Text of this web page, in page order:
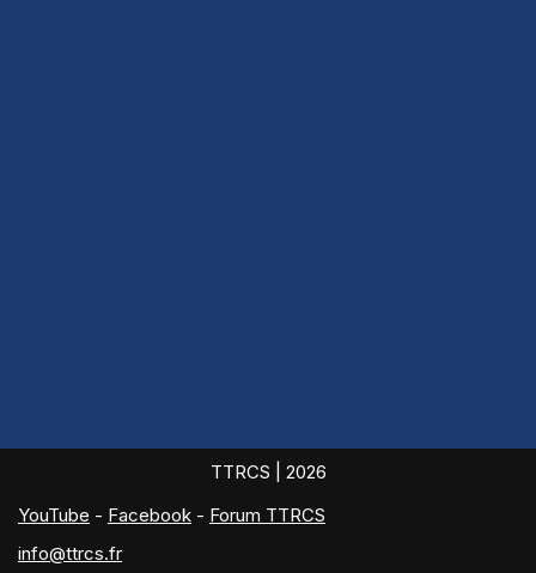
TTRCS | 2026
YouTube - Facebook - Forum TTRCS
info@ttrcs.fr